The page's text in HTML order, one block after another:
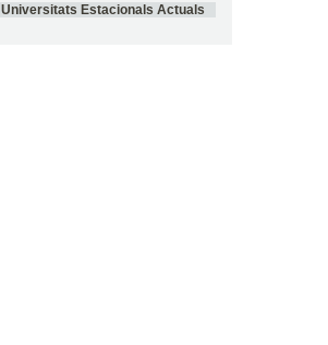
Universitats Estacionals Actuals